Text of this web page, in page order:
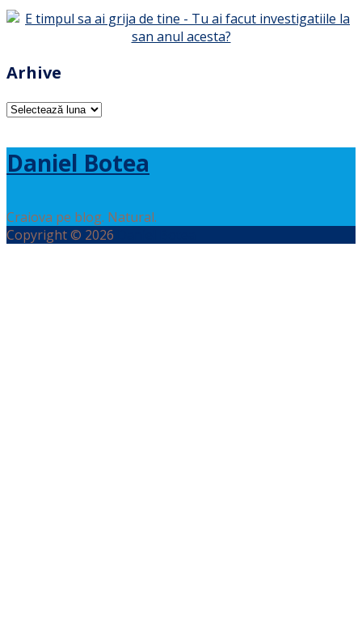
Arhive
Arhive
Daniel Botea
Craiova pe blog. Natural.
Copyright © 2026